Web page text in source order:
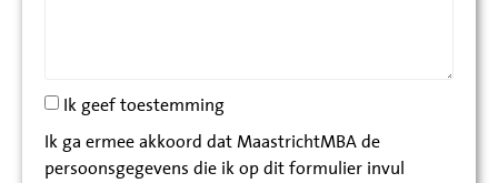
Ik geef toestemming
Ik ga ermee akkoord dat MaastrichtMBA de
persoonsgegevens die ik op dit formulier invul